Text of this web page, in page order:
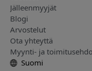
Jälleenmyyjät
Blogi
Arvostelut
Ota yhteyttä
Myynti- ja
Suomi